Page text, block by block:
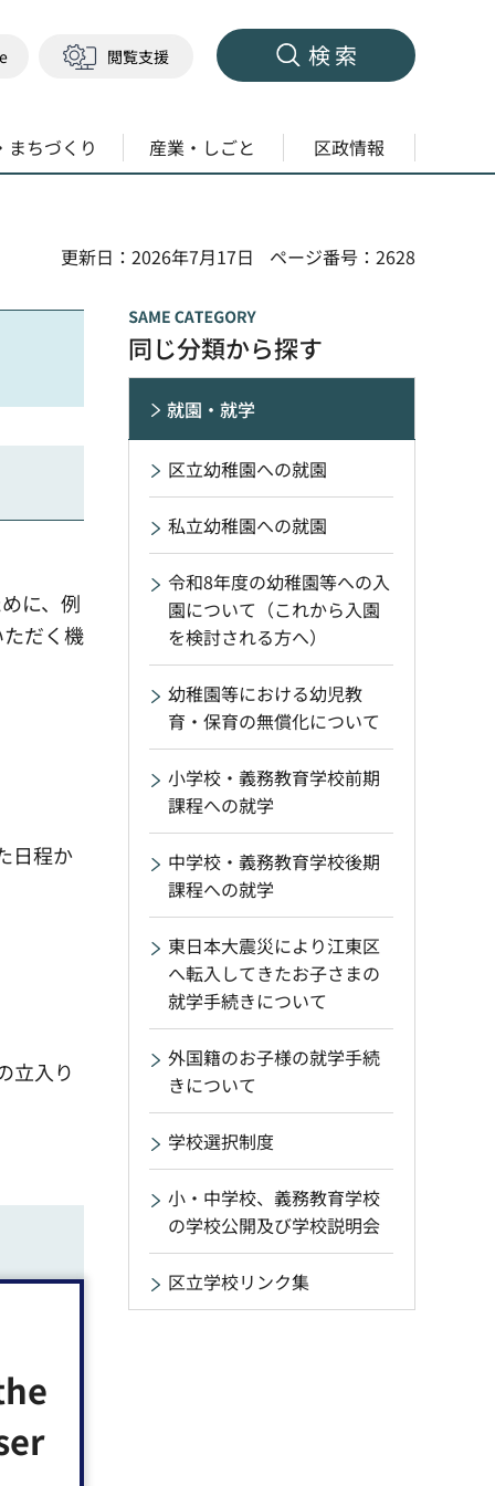
閲覧支援 検索
まちづくり 産業・しごと 区政情報
更新日：2026年7月17日
ページ番号：2628
に、例
だく機
日程か
立入り
ご覧
同じ分類から探す
就園・就学
区立幼稚園への就園
私立幼稚園への就園
令和8年度の幼稚園等への入
園について（これから入園
を検討される方へ）
幼稚園等における幼児教
育・保育の無償化について
小学校・義務教育学校前期
課程への就学
中学校・義務教育学校後期
課程への就学
東日本大震災により江東区
へ転入してきたお子さまの
就学手続きについて
外国籍のお子様の就学手続
きについて
学校選択制度
小・中学校、義務教育学校
の学校公開及び学校説明会
区立学校リンク集